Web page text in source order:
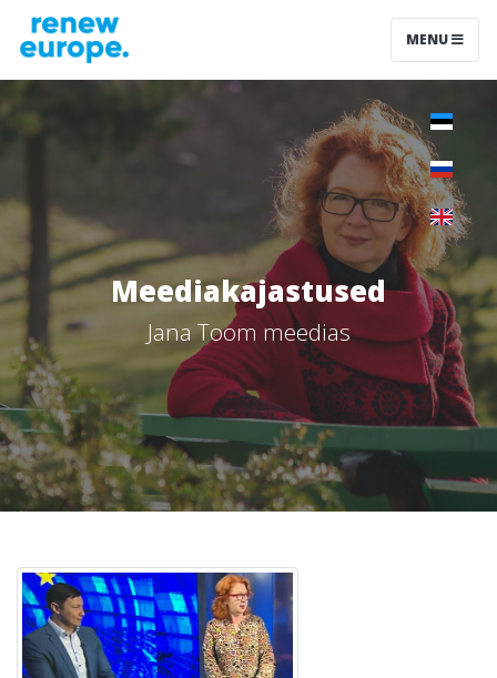
MENU
Meediakajastused
Jana Toom meedias